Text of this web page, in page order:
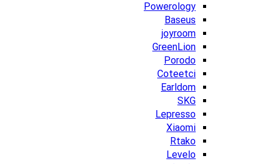
Powerology
Baseus
joyroom
GreenLion
Porodo
Coteetci
Earldom
SKG
Lepresso
Xiaomi
Rtako
Levelo